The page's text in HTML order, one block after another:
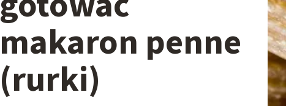
makaron penne
(rurki)